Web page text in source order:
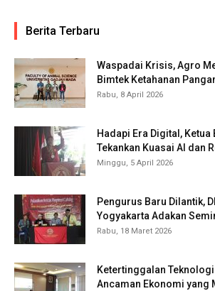
Berita Terbaru
Waspadai Krisis, Agro
Bimtek Ketahanan
Rabu, 8 April 2026
Hadapi Era Digital, Ketua
Tekankan Kuasai AI dan
Minggu, 5 April 2026
Pengurus Baru Dilantik,
Yogyakarta Adakan
Rabu, 18 Maret 2026
Ketertinggalan
Ancaman Ekonomi yang